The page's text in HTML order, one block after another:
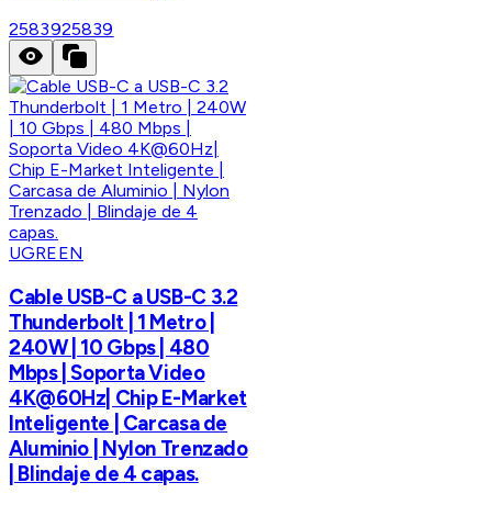
2583925839
UGREEN
Cable USB-C a USB-C 3.2
Thunderbolt | 1 Metro |
240W | 10 Gbps | 480
Mbps | Soporta Video
4K@60Hz| Chip E-Market
Inteligente | Carcasa de
Aluminio | Nylon Trenzado
| Blindaje de 4 capas.